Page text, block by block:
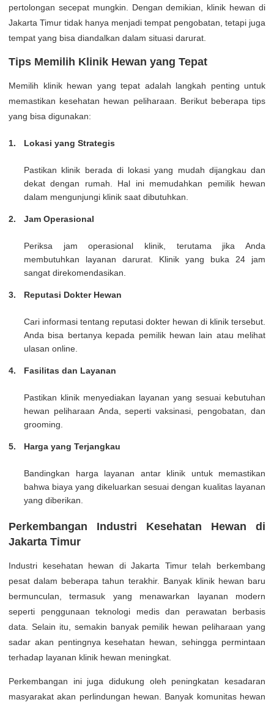
pertolongan secepat mungkin. Dengan demikian, klinik hewan di
Jakarta Timur tidak hanya menjadi tempat pengobatan, tetapi juga
tempat yang bisa diandalkan dalam situasi darurat.
Tips Memilih Klinik Hewan yang Tepat
Memilih klinik hewan yang tepat adalah langkah penting untuk
memastikan kesehatan hewan peliharaan. Berikut beberapa tips
yang bisa digunakan:
Lokasi yang Strategis
Pastikan klinik berada di lokasi yang mudah dijangkau dan
dekat dengan rumah. Hal ini memudahkan pemilik hewan
dalam mengunjungi klinik saat dibutuhkan.
Jam Operasional
Periksa jam operasional klinik, terutama jika Anda
membutuhkan layanan darurat. Klinik yang buka 24 jam
sangat direkomendasikan.
Reputasi Dokter Hewan
Cari informasi tentang reputasi dokter hewan di klinik tersebut.
Anda bisa bertanya kepada pemilik hewan lain atau melihat
ulasan online.
Fasilitas dan Layanan
Pastikan klinik menyediakan layanan yang sesuai kebutuhan
hewan peliharaan Anda, seperti vaksinasi, pengobatan, dan
grooming.
Harga yang Terjangkau
Bandingkan harga layanan antar klinik untuk memastikan
bahwa biaya yang dikeluarkan sesuai dengan kualitas layanan
yang diberikan.
Perkembangan Industri Kesehatan Hewan di
Jakarta Timur
Industri kesehatan hewan di Jakarta Timur telah berkembang
pesat dalam beberapa tahun terakhir. Banyak klinik hewan baru
bermunculan, termasuk yang menawarkan layanan modern
seperti penggunaan teknologi medis dan perawatan berbasis
data. Selain itu, semakin banyak pemilik hewan peliharaan yang
sadar akan pentingnya kesehatan hewan, sehingga permintaan
terhadap layanan klinik hewan meningkat.
Perkembangan ini juga didukung oleh peningkatan kesadaran
masyarakat akan perlindungan hewan. Banyak komunitas hewan